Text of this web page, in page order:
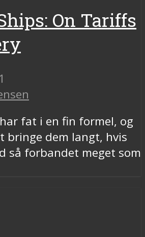
On Tariffs
fat i en fin formel, og
bringe dem langt, hvis
så forbandet meget som